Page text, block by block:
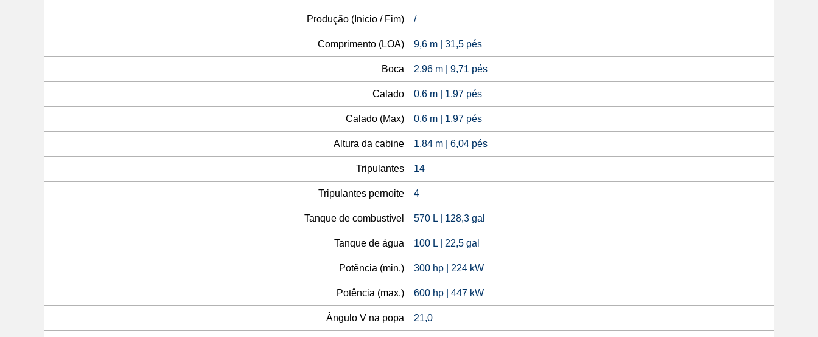
Produção (Inicio / Fim) /
Comprimento (LOA) 9,6 m | 31,5 pés
Boca 2,96 m | 9,71 pés
Calado 0,6 m | 1,97 pés
Calado (Max) 0,6 m | 1,97 pés
Altura da cabine 1,84 m | 6,04 pés
Tripulantes 14
Tripulantes pernoite 4
Tanque de combustível 570 L | 128,3 gal
Tanque de água 100 L | 22,5 gal
Potência (min.) 300 hp | 224 kW
Potência (max.) 600 hp | 447 kW
Ângulo V na popa 21,0